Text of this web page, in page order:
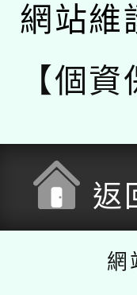
網站維
【個資
返
網